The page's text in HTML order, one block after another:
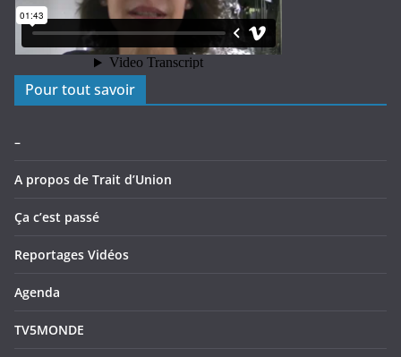
Pour tout savoir
–
A propos de Trait d’Union
Ça c’est passé
Reportages Vidéos
Agenda
TV5MONDE